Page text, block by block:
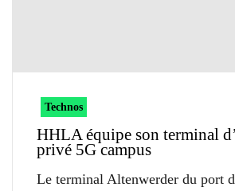
Technos
HHLA équipe son terminal
privé 5G campus
Le terminal Altenwerder du port